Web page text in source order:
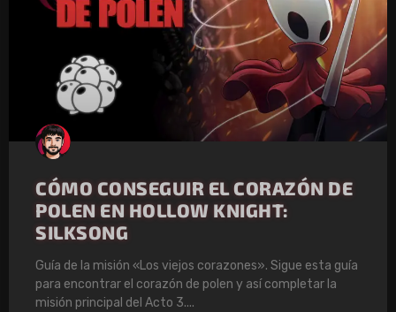
CÓMO CONSEGUIR EL CORAZÓN DE
POLEN EN HOLLOW KNIGHT:
SILKSONG
Guía de la misión «Los viejos corazones». Sigue esta guía
para encontrar el corazón de polen y así completar la
misión principal del Acto 3.